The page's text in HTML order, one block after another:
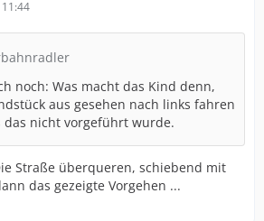
noch: Was macht das Kind denn,
aus gesehen nach links fahren
das nicht vorgeführt wurde.
Straße überqueren, schiebend mit
das gezeigte Vorgehen ...